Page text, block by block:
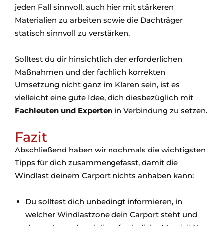
jeden Fall sinnvoll, auch hier mit stärkeren
Materialien zu arbeiten sowie die Dachträger
statisch sinnvoll zu verstärken.
Solltest du dir hinsichtlich der erforderlichen
Maßnahmen und der fachlich korrekten
Umsetzung nicht ganz im Klaren sein, ist es
vielleicht eine gute Idee, dich diesbezüglich mit
Fachleuten und Experten in Verbindung zu setzen.
Fazit
Abschließend haben wir nochmals die wichtigsten
Tipps für dich zusammengefasst, damit die
Windlast deinem Carport nichts anhaben kann:
Du solltest dich unbedingt informieren, in
welcher Windlastzone dein Carport steht und